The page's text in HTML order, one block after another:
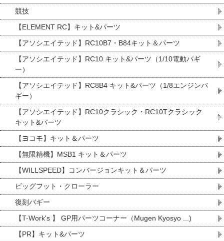
競技
【ELEMENT RC】キット&パーツ
【アソシエイテッド】RC10B7・B84キット＆パーツ
【アソシエイテッド】RC10 キット&パーツ（1/10電動バギ
ー）
【アソシエイテッド】RC8B4 キット&パーツ（1/8エンジンバ
ギー）
【アソシエイテッド】RC10クラシック・RC10Tクラシック
キット&パーツ
【ヨコモ】キット＆パーツ
【無限精機】MSB1 キット＆パーツ
【WILLSPEED】コンバージョンキット＆パーツ
ビッグフット・クローラー
復刻バギー
【T-Work's 】 GP用パーツコーナー（Mugen Kyosyo ...)
【PR】キット&パーツ